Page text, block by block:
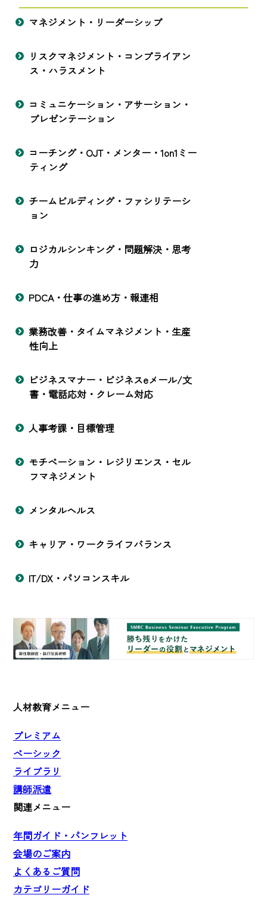
マネジメント・リーダーシップ
リスクマネジメント・コンプライアン
ス・ハラスメント
コミュニケーション・アサーション・
プレゼンテーション
コーチング・OJT・メンター・1on1ミー
ティング
チームビルディング・ファシリテーシ
ョン
ロジカルシンキング・問題解決・思考
力
PDCA・仕事の進め方・報連相
業務改善・タイムマネジメント・生産
性向上
ビジネスマナー・ビジネスeメール/文
書・電話応対・クレーム対応
人事考課・目標管理
モチベーション・レジリエンス・セル
フマネジメント
メンタルヘルス
キャリア・ワークライフバランス
IT/DX・パソコンスキル
人材教育メニュー
プレミアム
ベーシック
ライブラリ
講師派遣
関連メニュー
年間ガイド・パンフレット
会場のご案内
よくあるご質問
カテゴリーガイド